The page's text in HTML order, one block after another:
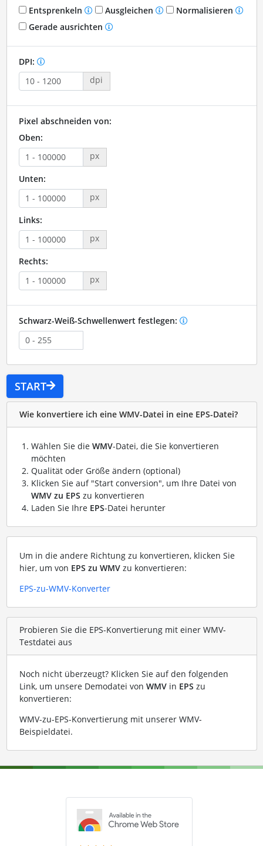
Entsprenkeln
Ausgleichen
Normalisieren
Gerade ausrichten
DPI:
dpi
Pixel abschneiden von:
Oben:
px
Unten:
px
Links:
px
Rechts:
px
Schwarz-Weiß-Schwellenwert festlegen:
START
Wie konvertiere ich eine WMV-Datei in eine EPS-Datei?
Wählen Sie die WMV-Datei, die Sie konvertieren
möchten
Qualität oder Größe ändern (optional)
Klicken Sie auf "Start conversion", um Ihre Datei von
WMV zu EPS zu konvertieren
Laden Sie Ihre EPS-Datei herunter
Um in die andere Richtung zu konvertieren, klicken Sie
hier, um von EPS zu WMVzu konvertieren:
EPS-zu-WMV-Konverter
Probieren Sie die EPS-Konvertierung mit einer WMV-
Testdatei aus
Noch nicht überzeugt? Klicken Sie auf den folgenden
Link, um unsere Demodatei von WMVin EPS zu
konvertieren:
WMV-zu-EPS-Konvertierung mit unserer WMV-
Beispieldatei.